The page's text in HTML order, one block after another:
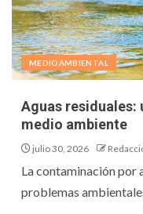
MEDIOAMBIENTAL
Aguas residuales:
medio ambiente
julio 30, 2026
La contaminación por
problemas